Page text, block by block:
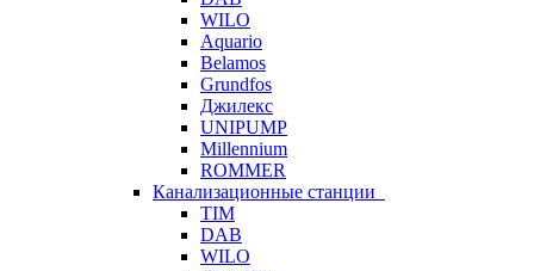
WILO
Aquario
Belamos
Grundfos
Джилекс
UNIPUMP
Millennium
ROMMER
Канализационные станции
TIM
DAB
WILO